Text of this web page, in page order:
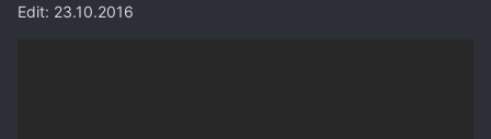
Edit: 23.10.2016